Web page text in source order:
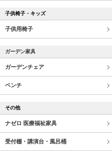
子供椅子・キッズ
子供用椅子
ガーデン家具
ガーデンチェア
ベンチ
その他
ナゼロ 医療福祉家具
受付棚・講演台・風呂桶